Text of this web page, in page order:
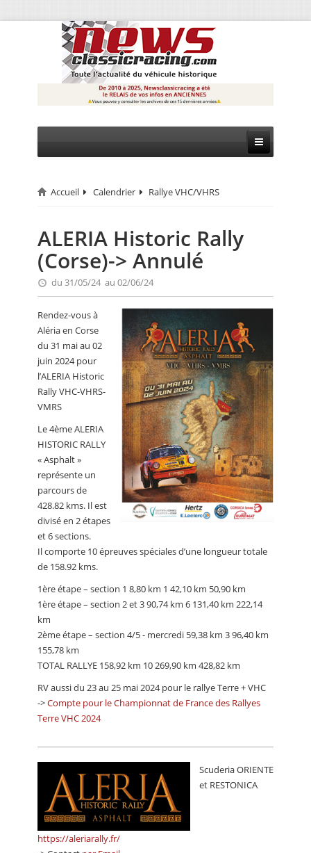
CIRCUIT
RALLYE
MONTAGNE
EVÈNEMENTS
CALENDRIER
FOCUS
VIDEO
ANNUAIRES
PETITES ANNONCES
Accueil Calendrier Rallye VHC/VHRS
ALERIA Historic Rally
(Corse)-> Annulé
du 31/05/24 au 02/06/24
Rendez-vous à
Aléria en Corse
du 31 mai au 02
juin 2024 pour
l’ALERIA Historic
Rally VHC-VHRS-
VMRS
Le 4ème ALERIA
HISTORIC RALLY
« Asphalt »
représente un
parcours de
428.82 kms. Il est
divisé en 2 étapes
et 6 sections.
Il comporte 10 épreuves spéciales d’une longueur totale
de 158.92 kms.
1ère étape – section 1 8,80 km 1 42,10 km 50,90 km
1ère étape – section 2 et 3 90,74 km 6 131,40 km 222,14
km
2ème étape – section 4/5 - mercredi 59,38 km 3 96,40 km
155,78 km
TOTAL RALLYE 158,92 km 10 269,90 km 428,82 km
RV aussi du 23 au 25 mai 2024 pour le rallye Terre + VHC
->Compte pour le Championnat de France des Rallyes
Terre VHC 2024
Scuderia ORIENTE
et RESTONICA
https://aleriarally.fr/